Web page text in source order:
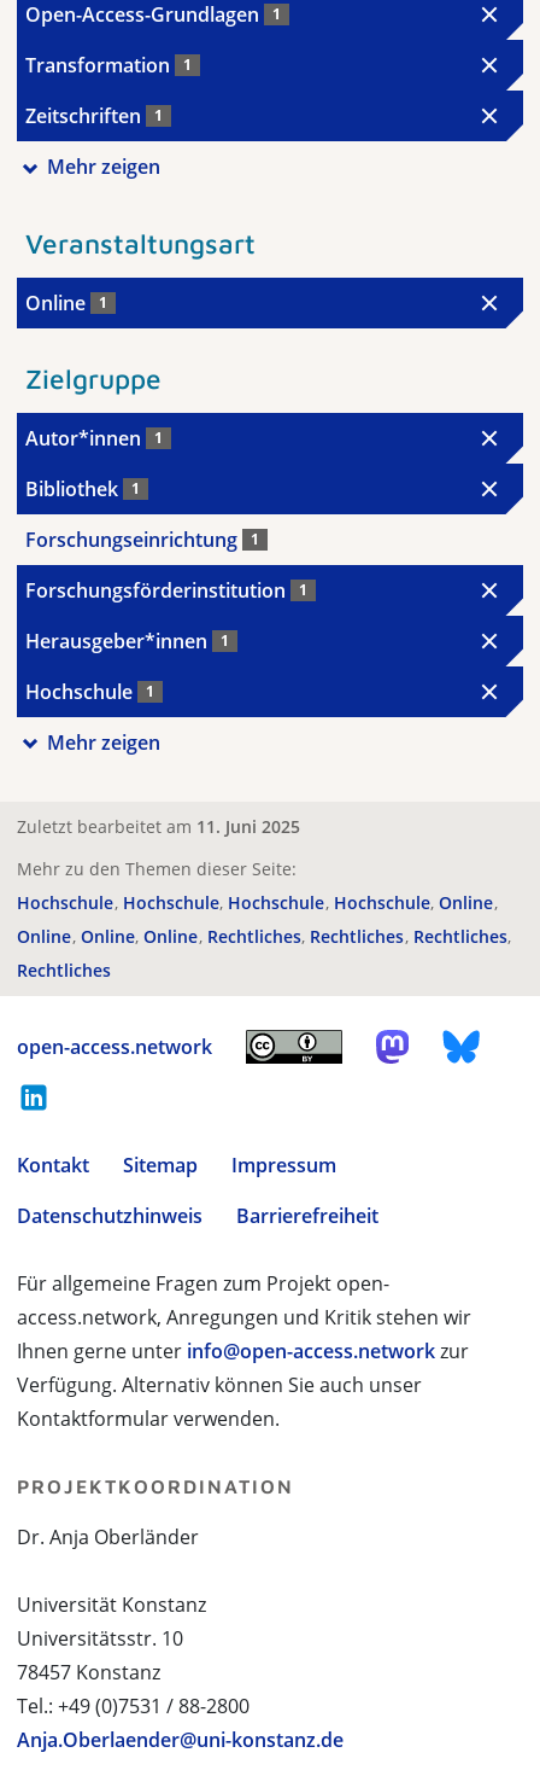
Open-Access-Grundlagen 1
Transformation 1
Zeitschriften 1
Mehr zeigen
Veranstaltungsart
Online 1
Zielgruppe
Autor*innen 1
Bibliothek 1
Forschungseinrichtung 1
Forschungsförderinstitution 1
Herausgeber*innen 1
Hochschule 1
Mehr zeigen
Zuletzt bearbeitet am 11. Juni 2025
Mehr zu den Themen dieser Seite:
Hochschule Hochschule Hochschule Hochschule Online
Online Online Online Rechtliches Rechtliches Rechtliches
Rechtliches
open-access.network
Kontakt Sitemap
Impressum
Datenschutzhinweis
Barrierefreiheit
Für allgemeine Fragen zum Projekt open-
access.network, Anregungen und Kritik stehen wir
Ihnen gerne unter info@open-access.networkzur
Verfügung. Alternativ können Sie auch unser
Kontaktformular verwenden.
PROJEKTKOORDINATION
Dr. Anja Oberländer
Universität Konstanz
Universitätsstr. 10
78457 Konstanz
Tel.: +49 (0)7531 / 88-2800
Anja.Oberlaender@uni-konstanz.de